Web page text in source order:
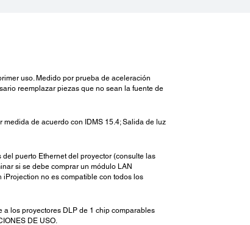
uso. Medido por prueba de aceleración
reemplazar piezas que no sean la fuente de
de acuerdo con IDMS 15.4; Salida de luz
puerto Ethernet del proyector (consulte las
si se debe comprar un módulo LAN
no es compatible con todos los
los proyectores DLP de 1 chip comparables
DE USO.